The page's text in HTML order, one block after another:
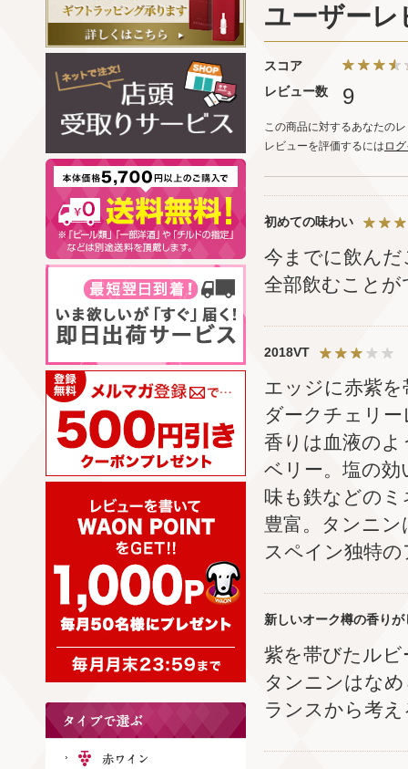
ユーザーレ
スコア
レビュー数
9
この商品に対するあなたの
レビューを評価するには ロ
初めての味わい
今までに飲ん
全部飲むこと
2018VT
エッジに赤紫
ダークチェリ
香りは血液の
ベリー。塩の効
味も鉄などの
豊富。タンニ
スペイン独特
新しいオーク樽の香り
紫を帯びたル
タンニンはな
ランスから考